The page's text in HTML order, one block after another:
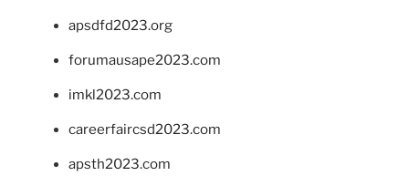
apsdfd2023.org
forumausape2023.com
imkl2023.com
careerfaircsd2023.com
apsth2023.com